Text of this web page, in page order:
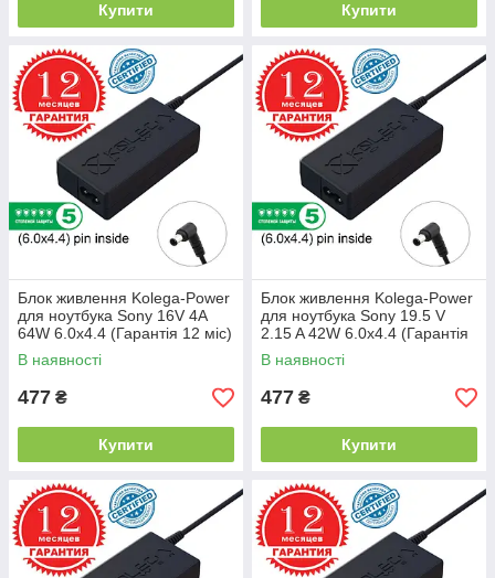
Купити Купити
Блок живлення Kolega-Power
для ноутбука Sony 16V 4A
64W 6.0x4.4 (Гарантія 12 міс)
В наявності
477 ₴
Купити
Блок живлення Kolega-Power
для ноутбука Sony 19.5 V
2.15 A 42W 6.0x4.4 (Гарантія
12 міс)
В наявності
477 ₴
Купити